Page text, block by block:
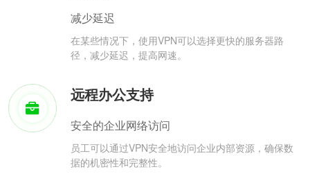
减少延迟
在某些情况下，使用VPN可以选择更快的服务器路
径，减少延迟，提高网速。
远程办公支持
安全的企业网络访问
员工可以通过VPN安全地访问企业内部资源，确保数
据的机密性和完整性。